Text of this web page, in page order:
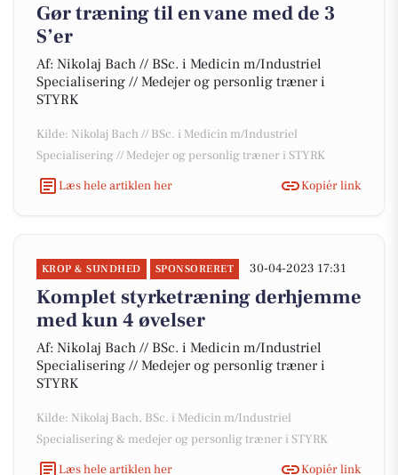
Gør træning til en vane med de 3
S’er
Af: Nikolaj Bach // BSc. i Medicin m/Industriel
Specialisering // Medejer og personlig træner i
STYRK
Kilde: Nikolaj Bach // BSc. i Medicin m/Industriel
Specialisering // Medejer og personlig træner i STYRK
Læs hele artiklen her
Kopiér link
KROP & SUNDHED SPONSORERET 30-04-2023 17:31
Komplet styrketræning derhjemme
med kun 4 øvelser
Af: Nikolaj Bach // BSc. i Medicin m/Industriel
Specialisering // Medejer og personlig træner i
STYRK
Kilde: Nikolaj Bach, BSc. i Medicin m/Industriel
Specialisering & medejer og personlig træner i STYRK
Læs hele artiklen her
Kopiér link